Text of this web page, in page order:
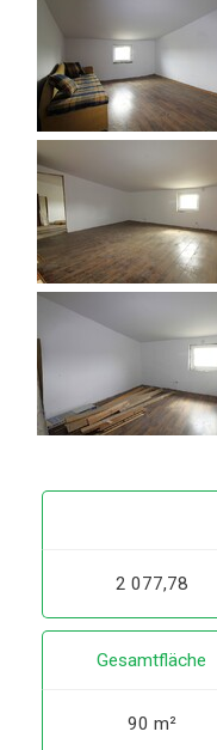
2 077,78
Gesamtfläche
90 m²